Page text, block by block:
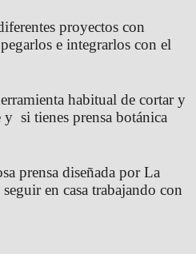
proyectos con
e integrarlos con el
habitual de cortar y
y si tienes prensa botánica
prensa diseñada por La
en casa trabajando con